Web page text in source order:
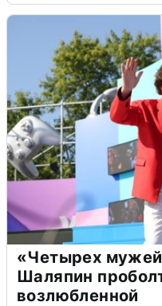
«Четырех
Шаляпин
возлюбленной